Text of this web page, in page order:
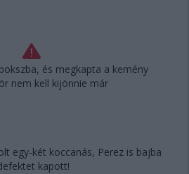
és megkapta a kemény
nem kell kijönnie már
egy-két koccanás, Perez is bajba
kapott!